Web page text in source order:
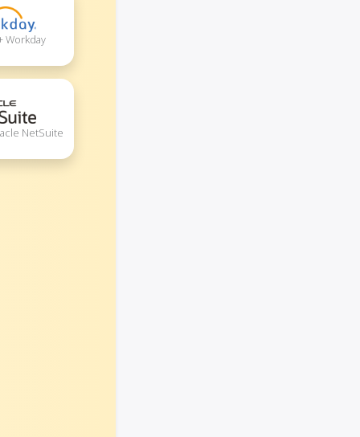
Workday
NetSuite